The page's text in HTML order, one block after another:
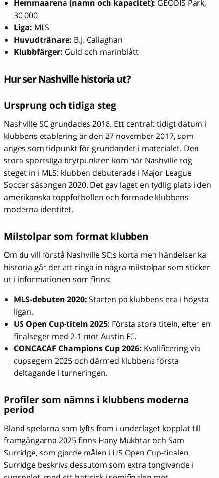
Hemmaarena (namn och kapacitet): GEODIS Park,
30 000
Liga: MLS
Huvudtränare: B.J. Callaghan
Klubbfärger: Guld och marinblått
Hur ser Nashville historia ut?
Ursprung och tidiga steg
Nashville SC grundades 2018. Ett centralt tidigt datum i
klubbens etablering är den 27 november 2017, som
anges som tidpunkt för grundandet i materialet. Den
stora sportsliga brytpunkten kom när Nashville tog
steget in i MLS: klubben debuterade i Major League
Soccer säsongen 2020. Det gav laget en tydlig plats i den
amerikanska toppfotbollen och formade klubbens
moderna identitet.
Milstolpar som format klubben
Om du vill förstå Nashville SC:s korta men händelserika
historia går det att ringa in några milstolpar som sticker
ut i informationen som finns:
MLS-debuten 2020: Starten på klubbens era i högsta
ligan.
US Open Cup-titeln 2025: Första stora titeln, efter en
finalseger med 2-1 mot Austin FC.
CONCACAF Champions Cup 2026: Kvalificering via
cupsegern 2025 och därmed klubbens första
deltagande i turneringen.
Profiler som nämns i klubbens moderna
period
Bland spelarna som lyfts fram i underlaget kopplat till
framgångarna 2025 finns Hany Mukhtar och Sam
Surridge, som gjorde målen i US Open Cup-finalen.
Surridge beskrivs dessutom som extra tongivande i